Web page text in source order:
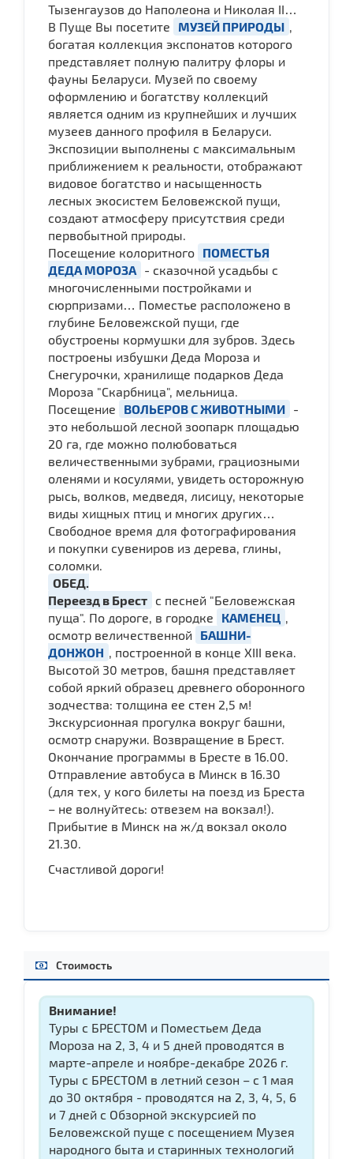
Тызенгаузов до Наполеона и Николая II…
В Пуще Вы посетите
МУЗЕЙ ПРИРОДЫ
богатая коллекция экспонатов которого
представляет полную палитру флоры и
фауны Беларуси. Музей по своему
оформлению и богатству коллекций
является одним из крупнейших и лучших
музеев данного профиля в Беларуси.
Экспозиции выполнены с максимальным
приближением к реальности, отображают
видовое богатство и насыщенность
лесных экосистем Беловежской пущи,
создают атмосферу присутствия среди
первобытной природы.
Посещение колоритного ПОМЕСТЬЯ
ДЕДА МОРОЗА - сказочной усадьбы с
многочисленными постройками и
сюрпризами… Поместье расположено в
глубине Беловежской пущи, где
обустроены кормушки для зубров. Здесь
построены избушки Деда Мороза и
Снегурочки, хранилище подарков Деда
Мороза "Скарбница", мельница.
Посещение
ВОЛЬЕРОВ С ЖИВОТНЫМИ -
это небольшой лесной зоопарк площадью
20 га, где можно полюбоваться
величественными зубрами, грациозными
оленями и косулями, увидеть осторожную
рысь, волков, медведя, лисицу, некоторые
виды хищных птиц и многих других…
Свободное время для фотографирования
и покупки сувениров из дерева, глины,
соломки.
ОБЕД.
Переезд в Брест с песней "Беловежская
пуща". По дороге, в городке
КАМЕНЕЦ
осмотр величественной
БАШНИ-
ДОНЖОН
, построенной в конце ХІІІ века.
Высотой 30 метров, башня представляет
собой яркий образец древнего оборонного
зодчества: толщина ее стен 2,5 м!
Экскурсионная прогулка вокруг башни,
осмотр снаружи. Возвращение в Брест.
Окончание программы в Бресте в 16.00.
Отправление автобуса в Минск в 16.30
(для тех, у кого билеты на поезд из Бреста
– не волнуйтесь: отвезем на вокзал!).
Прибытие в Минск на ж/д вокзал около
21.30.
Счастливой дороги!
Стоимость
Внимание!
Туры с БРЕСТОМ и Поместьем Деда
Мороза на 2, 3, 4 и 5 дней проводятся в
марте-апреле и ноябре-декабре 2026 г.
Туры с БРЕСТОМ в летний сезон – с 1 мая
до 30 октября - проводятся на 2, 3, 4, 5, 6
и 7 дней с Обзорной экскурсией по
Беловежской пуще с посещением Музея
народного быта и старинных технологий